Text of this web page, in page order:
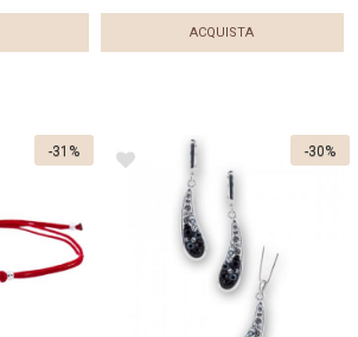
ACQUISTA
-31% -30%